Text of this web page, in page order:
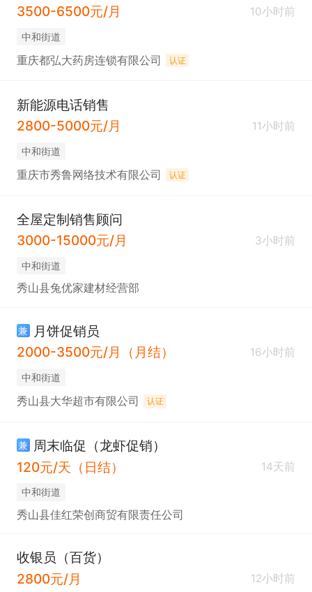
3500-6500元/月 10小时前
中和街道
重庆都弘大药房连锁有限公司 认证
新能源电话销售
2800-5000元/月
11小时前
中和街道
重庆市秀鲁网络技术有限公司 认证
全屋定制销售顾问
3000-15000元/月
3小时前
中和街道
秀山县兔优家建材经营部
兼
月饼促销员
2000-3500元/月（月结）
16小时前
中和街道
秀山县大华超市有限公司 认证
兼 周末临促（龙虾促销）
120元/天（日结）
14天前
中和街道
秀山县佳红荣创商贸有限责任公司
收银员（百货）
2800元/月
12小时前